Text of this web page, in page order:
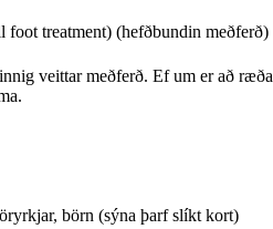
foot treatment) (hefðbundin meðferð)
veittar meðferð. Ef um er að
börn (sýna þarf slíkt kort)